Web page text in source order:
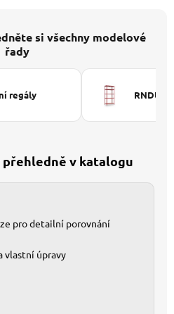
si všechny modelové
řady
regály RNDU-
v katalogu
pro detailní porovnání
vlastní úpravy